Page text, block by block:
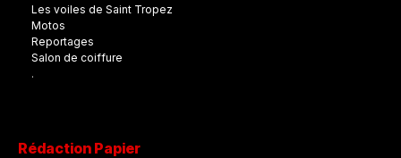
Les voiles de Saint Tropez
Motos
Reportages
Salon de coiffure
.
Rédaction Papier